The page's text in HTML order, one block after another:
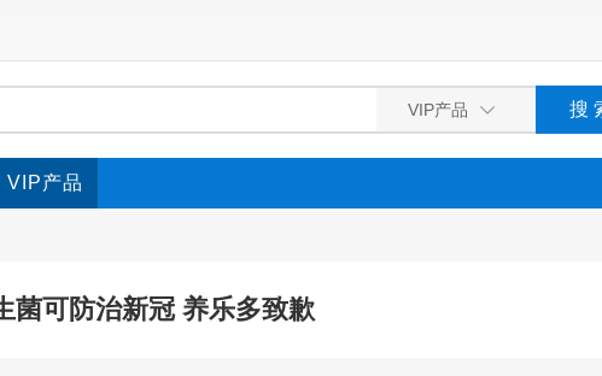
VIP产品
菌可防治新冠 养乐多致歉